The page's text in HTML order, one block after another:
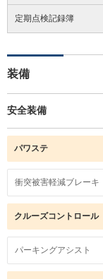
定期点検記録簿
装備
安全装備
パワステ
衝突被害軽減ブレーキ
クルーズコントロール
パーキングアシスト